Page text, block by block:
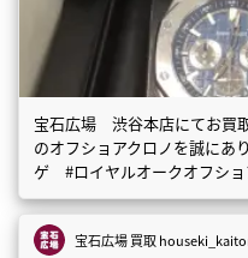
宝石広場 渋谷本店にてお買
のオフショアクロノを誠にあ
ゲ #ロイヤルオークオフシ
宝石広場 買取